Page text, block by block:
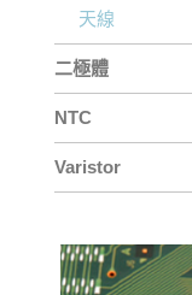
天線
二極體
NTC
Varistor